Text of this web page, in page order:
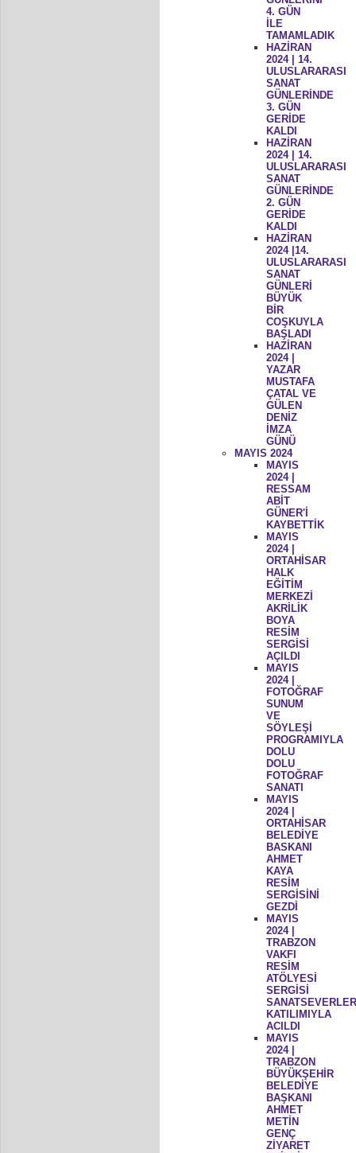
4. GÜN
İLE
TAMAMLADIK
HAZİRAN
2024 | 14.
ULUSLARARASI
SANAT
GÜNLERİNDE
3. GÜN
GERİDE
KALDI
HAZİRAN
2024 | 14.
ULUSLARARASI
SANAT
GÜNLERİNDE
2. GÜN
GERİDE
KALDI
HAZİRAN
2024 |14.
ULUSLARARASI
SANAT
GÜNLERİ
BÜYÜK
BİR
COŞKUYLA
BAŞLADI
HAZİRAN
2024 |
YAZAR
MUSTAFA
ÇATAL VE
GÜLEN
DENİZ
İMZA
GÜNÜ
MAYIS 2024
MAYIS
2024 |
RESSAM
ABİT
GÜNER'İ
KAYBETTİK
MAYIS
2024 |
ORTAHİSAR
HALK
EĞİTİM
MERKEZİ
AKRİLİK
BOYA
RESİM
SERGİSİ
AÇILDI
MAYIS
2024 |
FOTOĞRAF
SUNUM
VE
SÖYLEŞİ
PROGRAMIYLA
DOLU
DOLU
FOTOĞRAF
SANATI
MAYIS
2024 |
ORTAHİSAR
BELEDİYE
BASKANI
AHMET
KAYA
RESİM
SERGİSİNİ
GEZDİ
MAYIS
2024 |
TRABZON
VAKFI
RESİM
ATÖLYESİ
SERGİSİ
KATILIMIYLA
ACILDI
MAYIS
2024 |
TRABZON
BÜYÜKŞEHİR
BELEDİYE
BAŞKANI
AHMET
METİN
GENÇ
ZİYARET